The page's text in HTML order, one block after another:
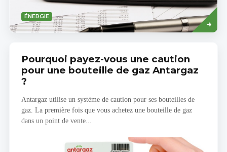
ÉNERGIE
Savoir
plus
Pourquoi payez-vous une caution
pour une bouteille de gaz Antargaz
?
Antargaz utilise un système de caution pour ses bouteilles de
gaz. La première fois que vous achetez une bouteille de gaz
dans un point de vente...